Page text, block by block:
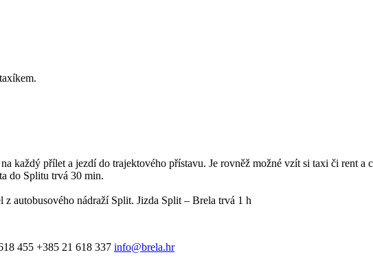
každý přílet a jezdí do trajektového přístavu. Je rovněž možné vzít si taxi či rent
do Splitu trvá 30 min.
autobusového nádraží Split. Jizda Split – Brela trvá 1 h
455 +385 21 618 337 info@brela.hr